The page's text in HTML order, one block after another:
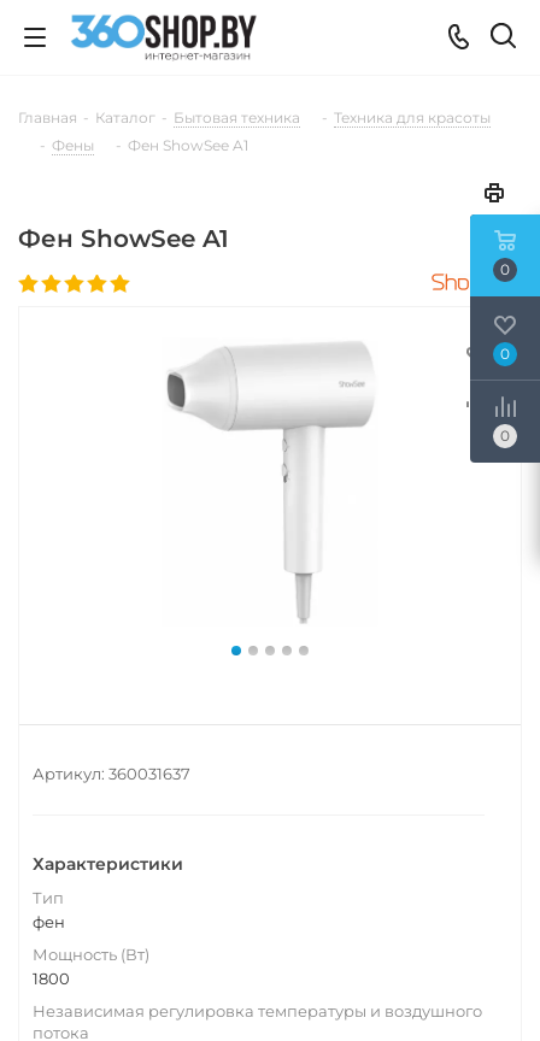
Главная - Каталог - Бытовая техника - Техника для красоты
- Фены - Фен ShowSee A1
Фен ShowSee A1
Артикул: 360031637
Характеристики
Тип
фен
Мощность (Вт)
1800
Независимая регулировка температуры и воздушного
потока
0
0
0